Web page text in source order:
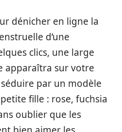
dénicher en ligne la
d’une
clics, une large
apparaîtra sur votre
par un modèle
fille : rose, fuchsia
oublier que les